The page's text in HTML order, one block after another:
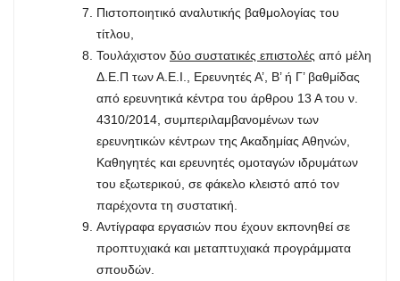
Πιστοποιητικό αναλυτικής βαθμολογίας του
τίτλου,
Τουλάχιστον δύο συστατικές επιστολές από μέλη
Δ.Ε.Π των Α.Ε.Ι., Ερευνητές Α’, Β’ ή Γ’ βαθμίδας
από ερευνητικά κέντρα του άρθρου 13 Α του ν.
4310/2014, συμπεριλαμβανομένων των
ερευνητικών κέντρων της Ακαδημίας Αθηνών,
Καθηγητές και ερευνητές ομοταγών ιδρυμάτων
του εξωτερικού, σε φάκελο κλειστό από τον
παρέχοντα τη συστατική.
Αντίγραφα εργασιών που έχουν εκπονηθεί σε
προπτυχιακά και μεταπτυχιακά προγράμματα
σπουδών.